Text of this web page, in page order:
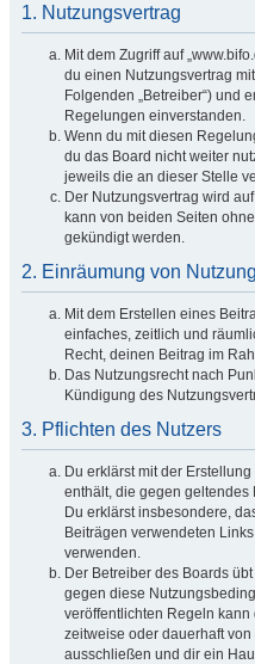
1. Nutzungsvertrag
Mit dem Zugriff auf
du einen Nutzungsvertrag
Folgenden „Betreiber“) und
Regelungen einverstanden.
Wenn du mit diesen
du das Board nicht weiter
jeweils die an dieser Stelle
Der Nutzungsvertrag wird
kann von beiden Seiten
gekündigt werden.
2. Einräumung von
Mit dem Erstellen eines
einfaches, zeitlich und
Recht, deinen Beitrag im
Das Nutzungsrecht nach
Kündigung des
3. Pflichten des Nutzers
Du erklärst mit der
enthält, die gegen geltendes
Du erklärst insbesondere,
Beiträgen verwendeten
verwenden.
Der Betreiber des Boards
gegen diese
veröffentlichten Regeln
zeitweise oder dauerhaft
ausschließen und dir ein